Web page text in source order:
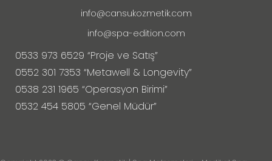
info@cansukozmetik.com
info@spa-edition.com
0533 973 6529 “Proje ve Satış”
0552 301 7353 “Metawell & Longevity”
0538 231 1965 “Operasyon Birimi”
0532 454 5805 “Genel Müdür”